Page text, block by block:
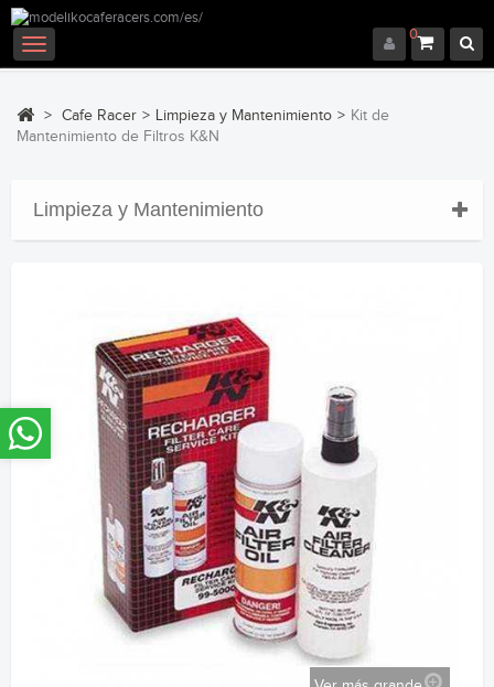
0
Navegación
Toggle
> Cafe Racer > Limpieza y Mantenimiento > Kit de
Mantenimiento de Filtros K&N
Limpieza y Mantenimiento